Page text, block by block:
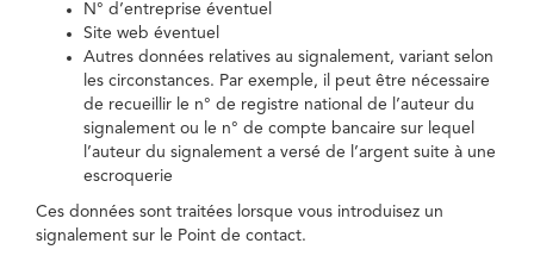
N° d’entreprise éventuel
Site web éventuel
Autres données relatives au signalement, variant selon
les circonstances. Par exemple, il peut être nécessaire
de recueillir le n° de registre national de l’auteur du
signalement ou le n° de compte bancaire sur lequel
l’auteur du signalement a versé de l’argent suite à une
escroquerie
Ces données sont traitées lorsque vous introduisez un
signalement sur le Point de contact.